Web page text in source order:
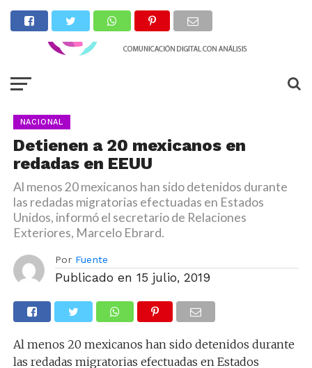
NACIONAL
Detienen a 20 mexicanos en
redadas en EEUU
Al menos 20 mexicanos han sido detenidos durante
las redadas migratorias efectuadas en Estados
Unidos, informó el secretario de Relaciones
Exteriores, Marcelo Ebrard.
Por Fuente
Publicado en 15 julio, 2019
Al menos 20 mexicanos han sido detenidos durante
las redadas migratorias efectuadas en Estados